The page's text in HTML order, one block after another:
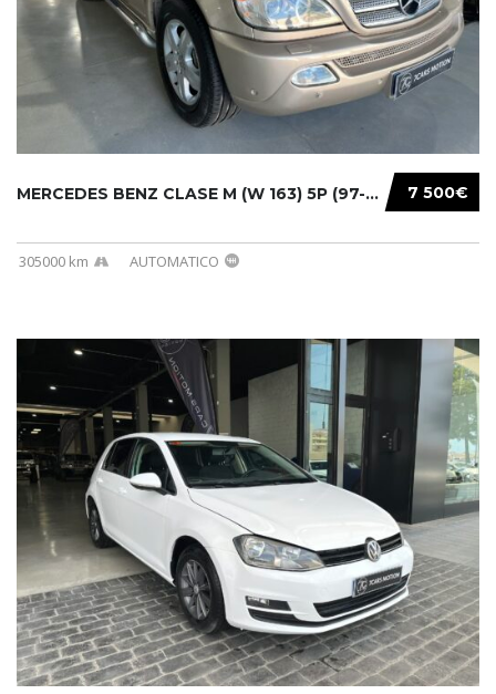
7 500€
MERCEDES BENZ CLASE M (W 163) 5P (97-05) 200...
305000 km AUTOMATICO